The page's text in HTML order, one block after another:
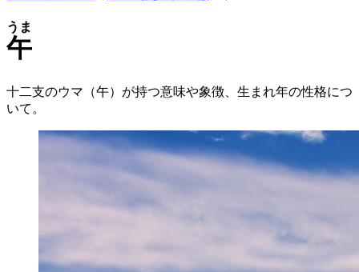
午
うま
十二支のウマ（午）が持つ意味や象徴、生まれ年の性格につ
いて。